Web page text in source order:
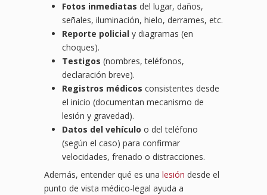
Fotos inmediatas del lugar, daños,
señales, iluminación, hielo, derrames, etc.
Reporte policial y diagramas (en
choques).
Testigos (nombres, teléfonos,
declaración breve).
Registros médicos consistentes desde
el inicio (documentan mecanismo de
lesión y gravedad).
Datos del vehículo o del teléfono
(según el caso) para confirmar
velocidades, frenado o distracciones.
Además, entender qué es una lesión desde el
punto de vista médico-legal ayuda a